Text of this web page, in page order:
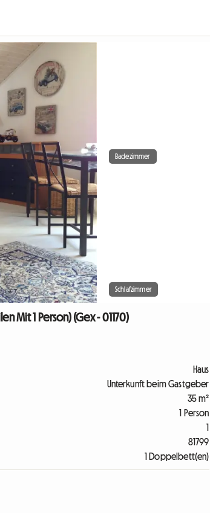
Badezimmer
Schlafzimmer
Mit 1 Person) (Gex - 01170)
Haus
Unterkunft beim Gastgeber
35 m²
1 Person
1
81799
1 Doppelbett(en)